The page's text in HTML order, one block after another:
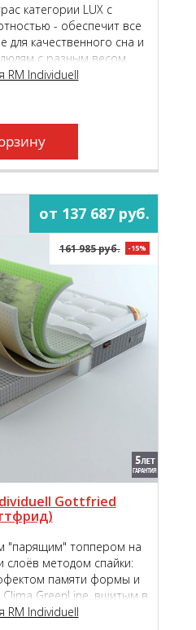
категории LUX с
- обеспечит все
для качественного сна и
с разным весом,
и телосложения.
RM Individuell
от 137 687 руб.
161 985 руб. -15%
Gottfried
"парящим" топпером на
слоёв методом спайки:
памяти формы и
Clima GreenLine, вшитым в
основе премиального
RM Individuell